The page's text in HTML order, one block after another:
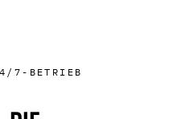
7-BETRIEB